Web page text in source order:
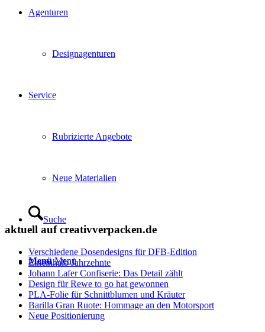
Agenturen
Designagenturen
Service
Rubrizierte Angebote
Neue Materialien
Suche
Menü Menü
aktuell auf creativverpacken.de
Verschiedene Dosendesigns für DFB-Edition
Eineinhalb Jahrzehnte
Johann Lafer Confiserie: Das Detail zählt
Design für Rewe to go hat gewonnen
PLA-Folie für Schnittblumen und Kräuter
Barilla Gran Ruote: Hommage an den Motorsport
Neue Positionierung